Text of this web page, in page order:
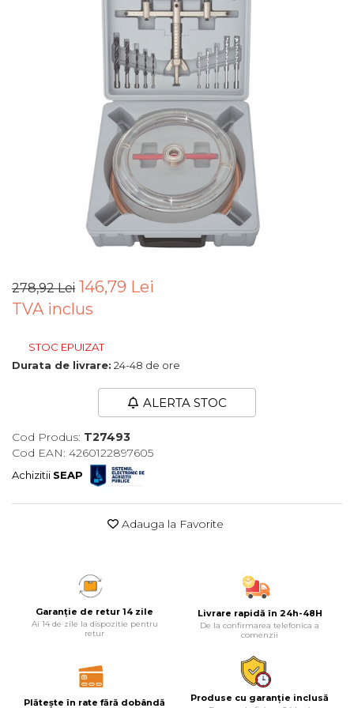
Articole Pentru Gradina
Accesorii Bucatarie
Accesorii Baie
Accesorii Telefoane
Casti Audio
Accesorii Laptop & PC
Cutii Depozitare
Chinga & Suport Mobila
imbracaminte si incaltaminte
Maturi, Mopuri, Galeti &
Microscoape
Baterii & Acumulatori
Baterii AA
Corpuri de Iluminat
Proiectoare
Iluminare Led
278,92 Lei 146,79 Lei
TVA inclus
STOC EPUIZAT
Durata de livrare: 24-48 de ore
ALERTA STOC
Cod Produs: T27493
Cod EAN: 4260122897605
Achizitii SEAP
Adauga la Favorite
Garanție de retur 14 zile
Ai 14 de zile la dispozitie pentru
retur
Livrare rapidă în 24h-48H
De la confirmarea telefonica a
comenzii
Plătește în rate fără dobândă Produse cu garanție inclusă